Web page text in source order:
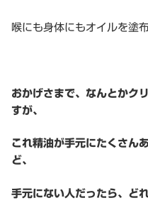
喉にも身体にもオイルを塗
おかげさまで、なんとかク
すが、
これ精油が手元にたくさん
ど、
手元にない人だったら、ど